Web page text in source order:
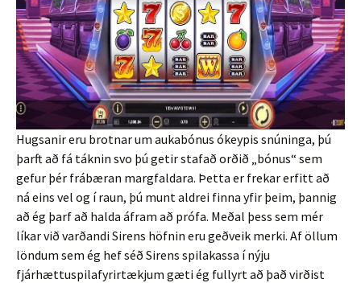
Hugsanir eru brotnar um aukabónus ókeypis snúninga, þú
þarft að fá táknin svo þú getir stafað orðið „bónus“ sem
gefur þér frábæran margfaldara. Þetta er frekar erfitt að
ná eins vel og í raun, þú munt aldrei finna yfir þeim, þannig
að ég þarf að halda áfram að prófa. Meðal þess sem mér
líkar við varðandi Sirens höfnin eru geðveik merki. Af öllum
löndum sem ég hef séð Sirens spilakassa í nýju
fjárhættuspilafyrirtækjum gæti ég fullyrt að það virðist